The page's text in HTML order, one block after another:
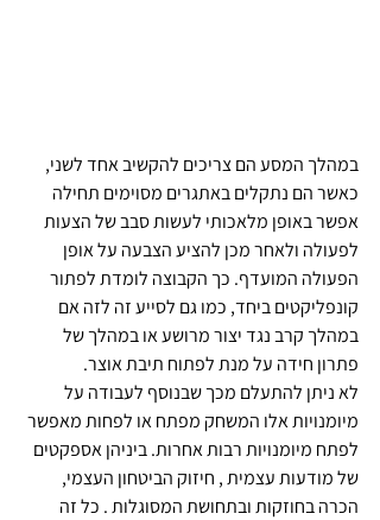
במהלך המסע הם צריכים להקשיב אחד לשני,
כאשר הם נתקלים באתגרים מסוימים תחילה
אפשר באופן מלאכותי לעשות סבב של הצעות
לפעולה ולאחר מכן להציע הצבעה על אופן
הפעולה המועדף. כך הקבוצה לומדת לפתור
קונפליקטים ביחד, כמו גם לסייע זה לזה אם
במהלך קרב נגד יצור מרושע או במהלך של
פתרון חידה על מנת לפתוח תיבת אוצר.
לא ניתן להתעלם מכך שבנוסף לעבודה על
מיומנויות אלו המשחק מפתח או לפחות מאפשר
לפתח מיומנויות רבות אחרות. ביניהן אספקטים
של מודעות עצמית , חיזוק הביטחון העצמי,
הכרה בחוזקות ובתחושת המסוגלות . כל זה